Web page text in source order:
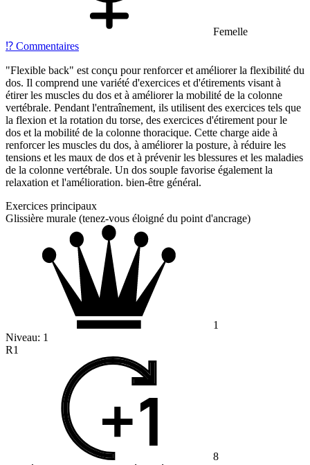
Femelle
⁉️ Commentaires
"Flexible back" est conçu pour renforcer et améliorer la flexibilité du
dos. Il comprend une variété d'exercices et d'étirements visant à
étirer les muscles du dos et à améliorer la mobilité de la colonne
vertébrale. Pendant l'entraînement, ils utilisent des exercices tels que
la flexion et la rotation du torse, des exercices d'étirement pour le
dos et la mobilité de la colonne thoracique. Cette charge aide à
renforcer les muscles du dos, à améliorer la posture, à réduire les
tensions et les maux de dos et à prévenir les blessures et les maladies
de la colonne vertébrale. Un dos souple favorise également la
relaxation et l'amélioration. bien-être général.
Exercices principaux
Glissière murale (tenez-vous éloigné du point d'ancrage)
1
Niveau: 1
R1
8